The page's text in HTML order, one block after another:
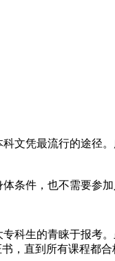
文凭最流行的途径
体条件 ，也不需要参
科生的青睐于报考
，直到所有课程都